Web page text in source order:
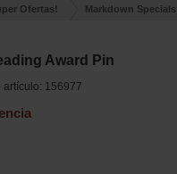
Ofertas! Markdown Specials
Award Pin
artículo: 156977